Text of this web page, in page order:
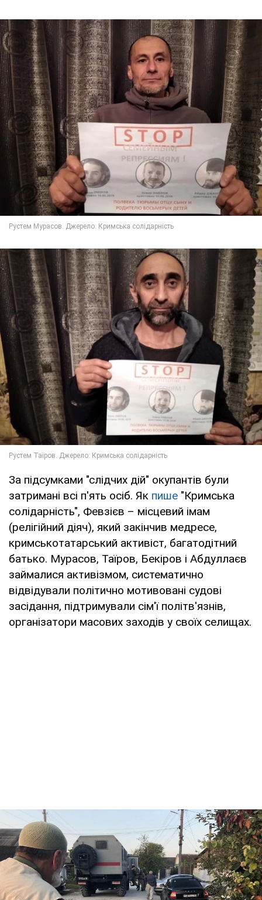
За підсумками "слідчих дій" окупантів були
затримані всі п'ять осіб. Як пише "Кримська
солідарність", Февзієв – місцевий імам
(релігійний діяч), який закінчив медресе,
кримськотатарський активіст, багатодітний
батько. Мурасов, Таїров, Бекіров і Абдуллаєв
займалися активізмом, систематично
відвідували політично мотивовані судові
засідання, підтримували сім'ї політв'язнів,
організатори масових заходів у своїх селищах.